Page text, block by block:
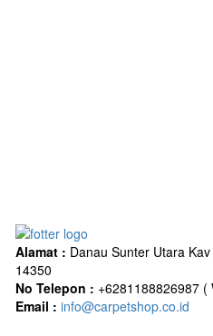
Alamat : Danau Sunter Utara
14350
No Telepon : +6281188826987 (
Email : info@carpetshop.co.id